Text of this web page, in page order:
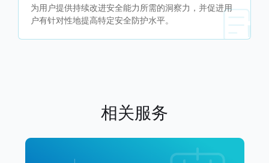
为用户提供持续改进安全能力所需的洞察力，并促进用
户有针对性地提高特定安全防护水平。
相关服务